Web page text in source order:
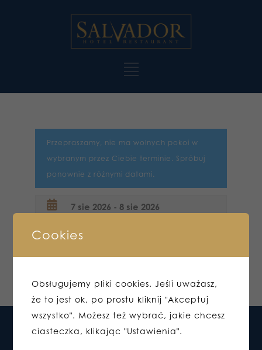
Przepraszamy, nie ma wolnych pokoi w
wybranym przez Ciebie terminie. Spróbuj
ponownie z różnymi datami.
Cookies
Obsługujemy pliki cookies. Jeśli uważasz,
że to jest ok, po prostu kliknij "Akceptuj
wszystko". Możesz też wybrać, jakie chcesz
ciasteczka, klikając "Ustawienia".